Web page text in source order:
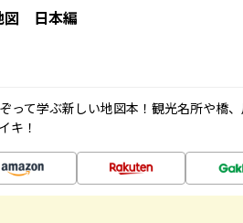
図 日本編
って学ぶ新しい地図本！観光名所や橋
キ！